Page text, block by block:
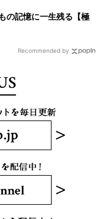
の記憶に一生残る【極
Recommended by